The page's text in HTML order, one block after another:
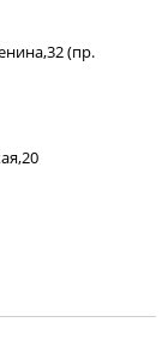
(пр.